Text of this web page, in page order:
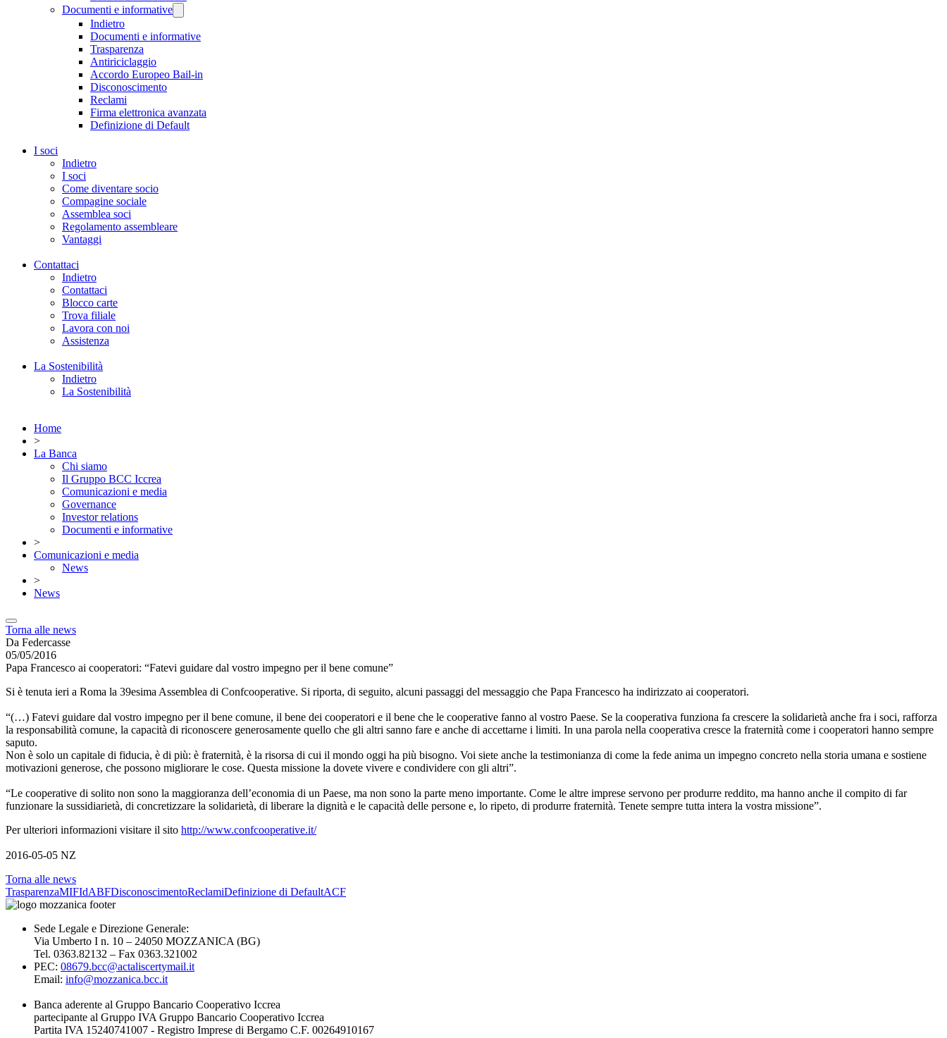
Documenti e informative
Indietro
Documenti e informative
Trasparenza
Antiriciclaggio
Accordo Europeo Bail-in
Disconoscimento
Reclami
Firma elettronica avanzata
Definizione di Default
I soci
Indietro
I soci
Come diventare socio
Compagine sociale
Assemblea soci
Regolamento assembleare
Vantaggi
Contattaci
Indietro
Contattaci
Blocco carte
Trova filiale
Lavora con noi
Assistenza
La Sostenibilità
Indietro
La Sostenibilità
Home
>
La Banca
Chi siamo
Il Gruppo BCC Iccrea
Comunicazioni e media
Governance
Investor relations
Documenti e informative
>
Comunicazioni e media
News
>
News
Torna alle news
Da Federcasse
05/05/2016
Papa Francesco ai cooperatori: “Fatevi guidare dal vostro impegno per il bene comune”
Si è tenuta ieri a Roma la 39esima Assemblea di Confcooperative. Si riporta, di seguito, alcuni passaggi del messaggio che Papa Francesco ha indirizzato ai cooperatori.
“(…) Fatevi guidare dal vostro impegno per il bene comune, il bene dei cooperatori e il bene che le cooperative fanno al vostro Paese. Se la cooperativa funziona fa crescere la solidarietà anche fra i soci, rafforza
la responsabilità comune, la capacità di riconoscere generosamente quello che gli altri sanno fare e anche di accettarne i limiti. In una parola nella cooperativa cresce la fraternità come i cooperatori hanno sempre
saputo.
Non è solo un capitale di fiducia, è di più: è fraternità, è la risorsa di cui il mondo oggi ha più bisogno. Voi siete anche la testimonianza di come la fede anima un impegno concreto nella storia umana e sostiene
motivazioni generose, che possono migliorare le cose. Questa missione la dovete vivere e condividere con gli altri”.
“Le cooperative di solito non sono la maggioranza dell’economia di un Paese, ma non sono la parte meno importante. Come le altre imprese servono per produrre reddito, ma hanno anche il compito di far
funzionare la sussidiarietà, di concretizzare la solidarietà, di liberare la dignità e le capacità delle persone e, lo ripeto, di produrre fraternità. Tenete sempre tutta intera la vostra missione”.
Per ulteriori informazioni visitare il sito http://www.confcooperative.it/
2016-05-05 NZ
Torna alle news
TrasparenzaMIFIdABFDisconoscimentoReclamiDefinizione di DefaultACF
Sede Legale e Direzione Generale:
Via Umberto I n. 10 – 24050 MOZZANICA (BG)
Tel. 0363.82132 – Fax 0363.321002
PEC: 08679.bcc@actaliscertymail.it
Email: info@mozzanica.bcc.it
Banca aderente al Gruppo Bancario Cooperativo Iccrea
partecipante al Gruppo IVA Gruppo Bancario Cooperativo Iccrea
Partita IVA 15240741007 - Registro Imprese di Bergamo C.F. 00264910167